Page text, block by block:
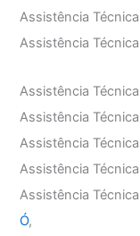
Assistência
Assistência
Assistência
Assistência
Assistência
Assistência
Assistência
Ó,